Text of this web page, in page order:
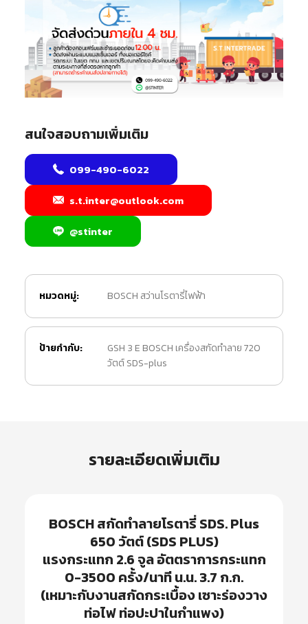
สนใจสอบถามเพิ่มเติม
099-490-6022
s.t.inter@outlook.com
@stinter
หมวดหมู่: BOSCH สว่านโรตารี่ไฟฟ้า
ป้ายกำกับ:
GSH 3 E BOSCH เครื่องสกัดทำลาย 720
วัตต์ SDS-plus
รายละเอียดเพิ่มเติม
BOSCHสกัดทำลายโรตารี่ SDS. Plus
650 วัตต์ (SDS PLUS)
แรงกระแทก 2.6 จูล อัตตราการกระแทก
0-3500 ครั้ง/นาที น.น. 3.7 ก.ก.
(เหมาะกับงานสกัดกระเบื้อง เซาะร่องวาง
ท่อไฟ ท่อปะปาในกำแพง)